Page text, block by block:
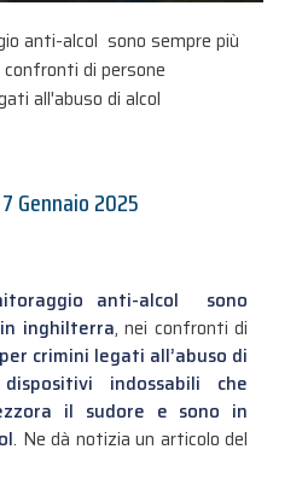
anti-alcol sono sempre più
di persone
all'abuso di alcol
7 Gennaio 2025
anti-alcol sono
inghilterra, nei confronti di
crimini legati all’abuso di
dispositivi indossabili che
il sudore e sono in
. Ne dà notizia un articolo del